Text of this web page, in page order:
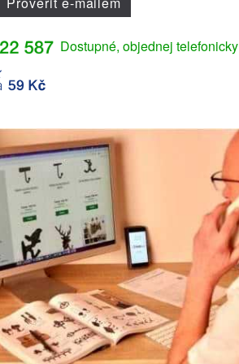
Dostupné, objednej telefonicky